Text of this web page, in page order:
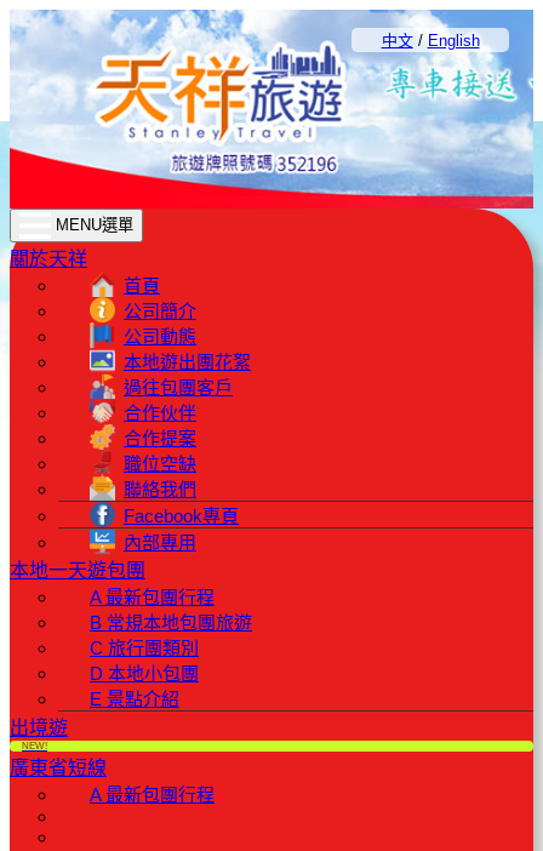
中文/ English
MENU選單
關於天祥
首頁
公司簡介
公司動態
本地遊出團花絮
過往包團客戶
合作伙伴
合作提案
職位空缺
聯絡我們
Facebook專頁
內部專用
本地一天遊包團
A 最新包團行程
B 常規本地包團旅遊
C 旅行團類別
D 本地小包團
E 景點介紹
出境遊
NEW!
廣東省短線
A 最新包團行程